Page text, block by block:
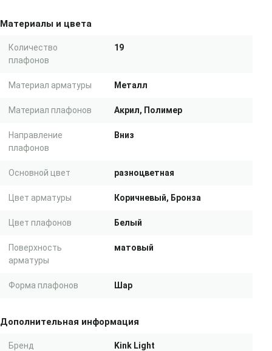
Материалы и цвета
Количество
плафонов
19
Материал арматуры Металл
Материал плафонов Акрил, Полимер
Направление
плафонов
Вниз
Основной цвет разноцветная
Цвет арматуры Коричневый, Бронза
Цвет плафонов Белый
Поверхность
арматуры
матовый
Форма плафонов Шар
Дополнительная информация
Бренд Kink Light